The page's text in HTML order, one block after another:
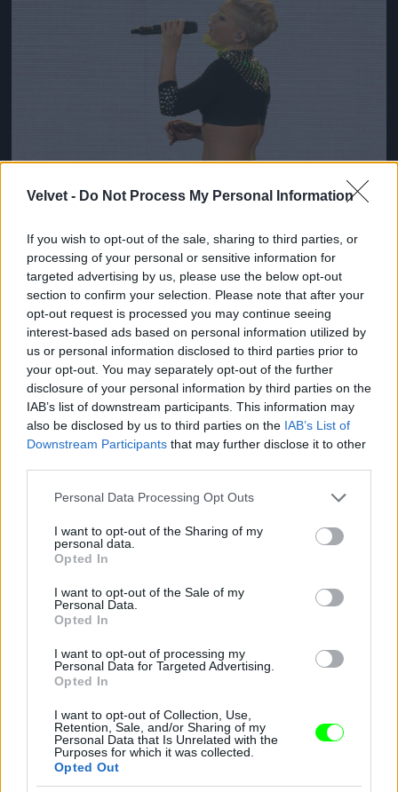
Velvet - Do Not Process My Personal Information
If you wish to opt-out of the sale, sharing to third parties, or
processing of your personal or sensitive information for
targeted advertising by us, please use the below opt-out
section to confirm your selection. Please note that after your
opt-out request is processed you may continue seeing
interest-based ads based on personal information utilized by
us or personal information disclosed to third parties prior to
your opt-out. You may separately opt-out of the further
disclosure of your personal information by third parties on the
IAB’s list of downstream participants. This information may
also be disclosed by us to third parties on the IAB’s List of
Downstream Participants that may further disclose it to other
Please note that this website/app uses one or more Google
not limited to your visit or usage behaviour. You may click to
grant or deny consent to Google and its third-party tags to
use your data for below specified purposes in below Google
consent section.
Personal Data Processing Opt Outs
I want to opt-out of the Sharing of my
personal data.
Opted In
I want to opt-out of the Sale of my
Personal Data.
Opted In
I want to opt-out of processing my
Personal Data for Targeted Advertising.
Opted In
I want to opt-out of Collection, Use,
Retention, Sale, and/or Sharing of my
Personal Data that Is Unrelated with the
Purposes for which it was collected.
Opted Out
Fotó: Dave Kotinsky / Europress / Getty